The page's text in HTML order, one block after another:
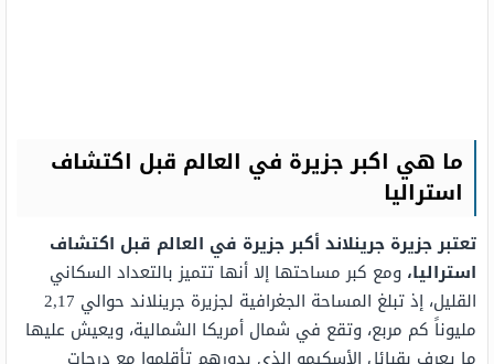
ما هي اكبر جزيرة في العالم قبل اكتشاف
استراليا
تعتبر جزيرة جرينلاند أكبر جزيرة في العالم قبل اكتشاف
استراليا، ومع كبر مساحتها إلا أنها تتميز بالتعداد السكاني
القليل، إذ تبلغ المساحة الجغرافية لجزيرة جرينلاند حوالي 2,17
مليوناً كم مربع، وتقع في شمال أمريكا الشمالية، ويعيش عليها